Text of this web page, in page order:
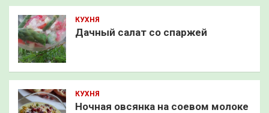
КУХНЯ
Дачный салат со спаржей
КУХНЯ
Ночная овсянка на соевом молоке